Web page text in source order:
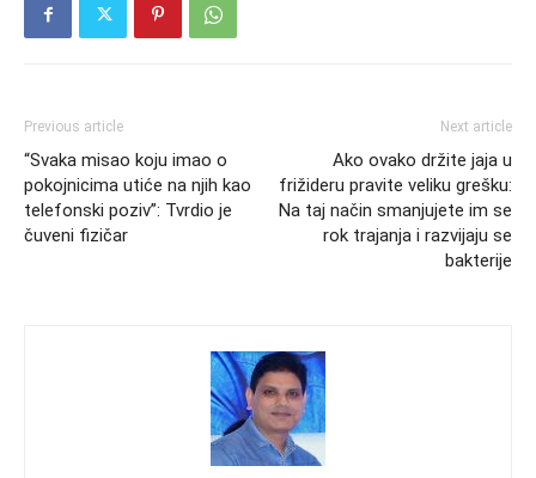
Previous article
“Svaka misao koju imao o
pokojnicima utiće na njih kao
telefonski poziv”: Tvrdio je
čuveni fizičar
Next article
Ako ovako držite jaja u
frižideru pravite veliku grešku:
Na taj način smanjujete im se
rok trajanja i razvijaju se
bakterije